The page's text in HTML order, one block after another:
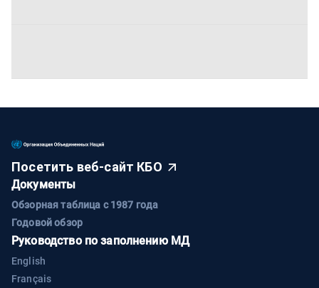
Посетить веб-сайт КБО
Документы
Обзорная таблица с 1987 года
Годовой обзор
Руководство по заполнению МД
English
Français